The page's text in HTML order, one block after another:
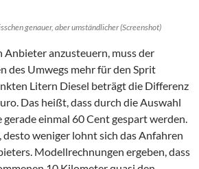
genauer, aber umständlicher (Screenshot)
Anbieter anzusteuern, muss der
des Umwegs mehr für den Sprit
Litern Diesel beträgt die Differenz
Das heißt, dass durch die Auswahl
gerade einmal 60 Cent gespart werden.
desto weniger lohnt sich das Anfahren
Modellrechnungen ergeben, dass